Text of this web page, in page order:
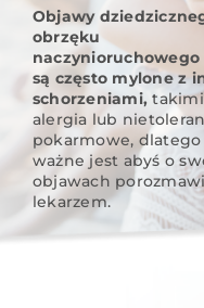
Objawy
obrzęku
naczynioruchowego
są często mylone z
schorzeniami,
alergia lub
pokarmowe, dlatego
ważne jest abyś o
objawach
lekarzem.